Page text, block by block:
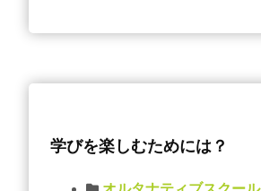
学びを楽しむためには？